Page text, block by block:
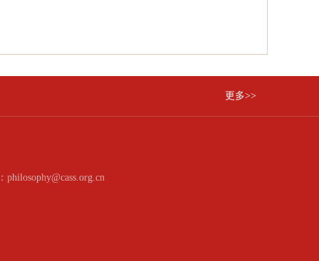
更多>>
philosophy@cass.org.cn